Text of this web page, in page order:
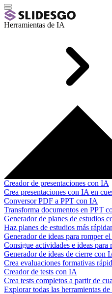
Herramientas de IA
Creador de presentaciones con IA
Crea presentaciones con IA en
Conversor PDF a PPT con IA
Transforma documentos en PPT
Generador de planes de estudios
Haz planes de estudios más
Generador de ideas para romper
Consigue actividades e ideas para
Generador de ideas de cierre con
Crea evaluaciones formativas
Creador de tests con IA
Crea tests completos a partir de
Explorar todas las herramientas